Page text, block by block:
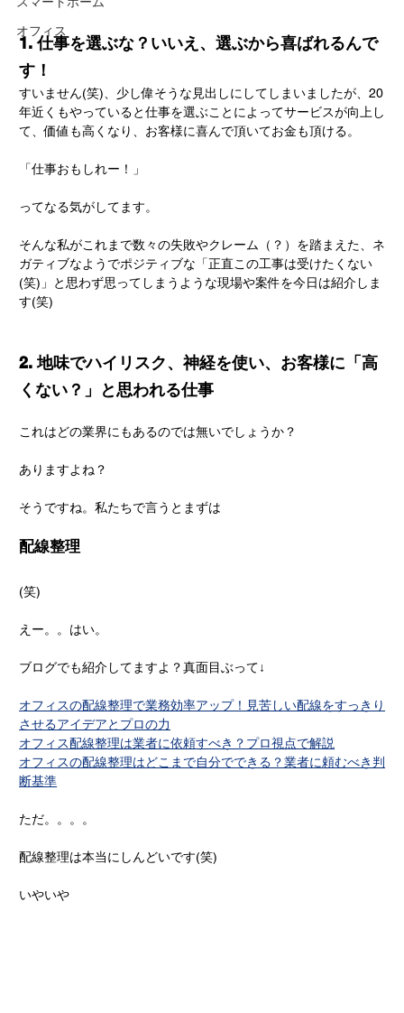
オフィス
1. 仕事を選ぶな？いいえ、選ぶから喜ばれるんで
す！
すいません(笑)、少し偉そうな見出しにしてしまいましたが、20
年近くもやっていると仕事を選ぶことによってサービスが向上し
て、価値も高くなり、お客様に喜んで頂いてお金も頂ける。
「仕事おもしれー！」
ってなる気がしてます。
そんな私がこれまで数々の失敗やクレーム（？）を踏まえた、ネ
ガティブなようでポジティブな「正直この工事は受けたくない
(笑)」と思わず思ってしまうような現場や案件を今日は紹介しま
す(笑)
2. 地味でハイリスク、神経を使い、お客様に「高
くない？」と思われる仕事
これはどの業界にもあるのでは無いでしょうか？
ありますよね？
そうですね。私たちで言うとまずは
配線整理
(笑)
えー。。はい。
ブログでも紹介してますよ？真面目ぶって↓
オフィスの配線整理で業務効率アップ！見苦しい配線をすっきり
させるアイデアとプロの力
オフィス配線整理は業者に依頼すべき？プロ視点で解説
オフィスの配線整理はどこまで自分でできる？業者に頼むべき判
断基準
ただ。。。。
配線整理は本当にしんどいです(笑)
いやいや